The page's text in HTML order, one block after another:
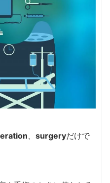
surgeryだけで